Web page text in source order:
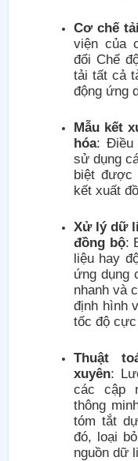
Cơ chế
viện của
đổi Chế
tải tất cả
động ứng
Mẫu kết
hóa: Điều
sử dụng
biệt
kết xuất
Xử lý dữ
đồng bộ:
liệu hay
ứng dụng
nhanh và
định hình
tốc độ cực
Thuật
xuyên:
các cập
thông
tóm tắt
đó, loại
nguồn dữ